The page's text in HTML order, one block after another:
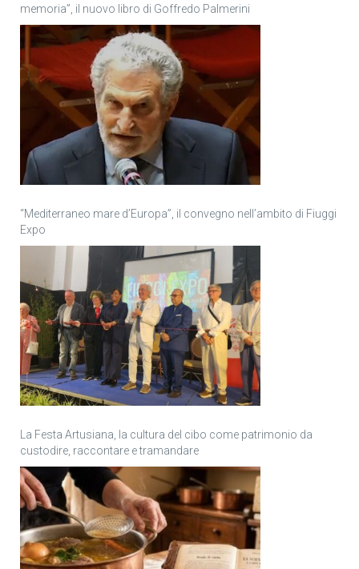
memoria”, il nuovo libro di Goffredo Palmerini
“Mediterraneo mare d’Europa”, il convegno nell’ambito di Fiuggi
Expo
La Festa Artusiana, la cultura del cibo come patrimonio da
custodire, raccontare e tramandare